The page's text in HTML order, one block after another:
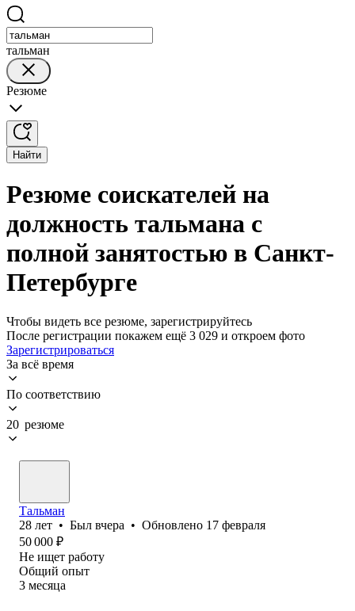
тальман
Резюме
Найти
Резюме соискателей на
должность тальмана с
полной занятостью в Санкт-
Петербурге
Чтобы видеть все резюме, зарегистрируйтесь
После регистрации покажем ещё 3 029 и откроем фото
Зарегистрироваться
За всё время
По соответствию
20 резюме
Тальман
28 лет • Был вчера • Обновлено 17 февраля
50 000 ₽
Не ищет работу
Общий опыт
3 месяца